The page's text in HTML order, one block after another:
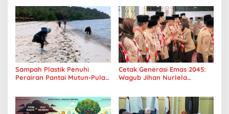
Sampah Plastik Penuhi
Perairan Pantai Mutun-Pulau
Cetak Generasi Emas 2045:
Wagub Jihan Nurlela
Era Digital